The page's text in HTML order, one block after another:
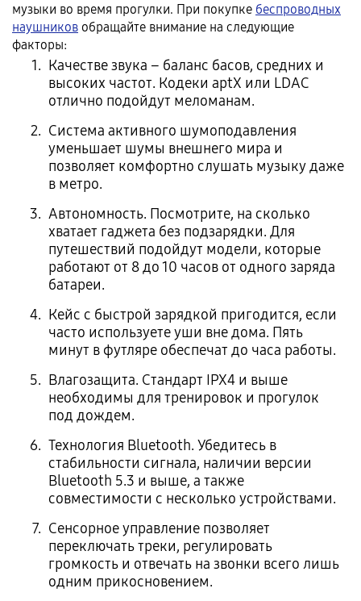
музыки во время прогулки. При покупке беспроводных
наушников обращайте внимание на следующие
факторы:
Качестве звука – баланс басов, средних и
высоких частот. Кодеки aptX или LDAC
отлично подойдут меломанам.
Система активного шумоподавления
уменьшает шумы внешнего мира и
позволяет комфортно слушать музыку даже
в метро.
Автономность. Посмотрите, на сколько
хватает гаджета без подзарядки. Для
путешествий подойдут модели, которые
работают от 8 до 10 часов от одного заряда
батареи.
Кейс с быстрой зарядкой пригодится, если
часто используете уши вне дома. Пять
минут в футляре обеспечат до часа работы.
Влагозащита. Стандарт IPX4 и выше
необходимы для тренировок и прогулок
под дождем.
Технология Bluetooth. Убедитесь в
стабильности сигнала, наличии версии
Bluetooth 5.3 и выше, а также
совместимости с несколько устройствами.
Сенсорное управление позволяет
переключать треки, регулировать
громкость и отвечать на звонки всего лишь
одним прикосновением.